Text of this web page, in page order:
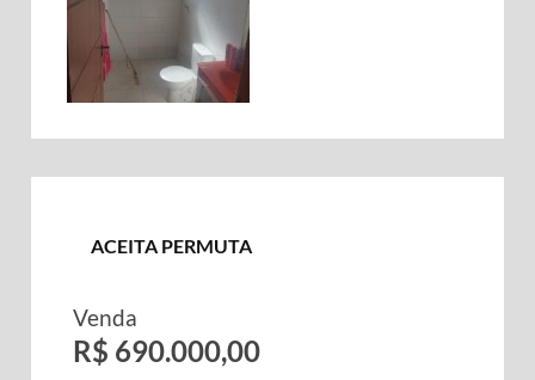
ACEITA PERMUTA
Venda
R$ 690.000,00